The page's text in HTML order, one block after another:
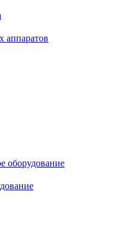
аппаратов
оборудование